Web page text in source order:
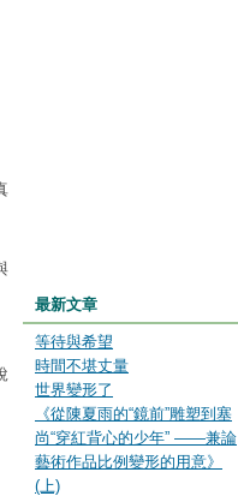
最新文章
等待與希望
時間不堪丈量
世界變形了
《從陳夏雨的“鏡前”雕塑到塞
尚“穿紅背心的少年” ——兼論
藝術作品比例變形的用意》
(上)